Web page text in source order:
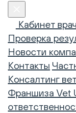
Кабинет
Проверка
Новости
Контакты
Консалтинг
Франшиза Vet